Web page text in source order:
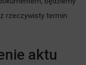
rzeczywisty termin
aktu